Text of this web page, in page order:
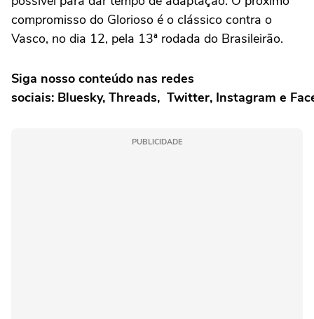
compromisso do Glorioso é o clássico contra o
Vasco, no dia 12, pela 13ª rodada do Brasileirão.
Siga nosso conteúdo nas redes
sociais: Bluesky, Threads, Twitter, Instagram e
PUBLICIDADE